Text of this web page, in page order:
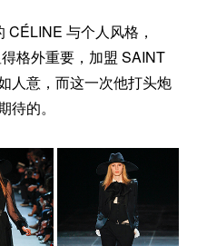
与个人风格，
格外重要，加盟 SAINT
人意，而这一次他打头炮
的。